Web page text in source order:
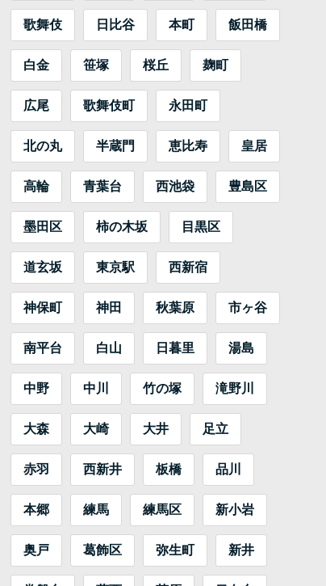
歌舞伎 日比谷 本町 飯田橋
白金 笹塚 桜丘 麹町
広尾 歌舞伎町 永田町
北の丸 半蔵門 恵比寿 皇居
高輪 青葉台 西池袋 豊島区
墨田区 柿の木坂 目黒区
道玄坂 東京駅 西新宿
神保町 神田 秋葉原 市ヶ谷
南平台 白山 日暮里 湯島
中野 中川 竹の塚 滝野川
大森 大崎 大井 足立
赤羽 西新井 板橋 品川
本郷 練馬 練馬区 新小岩
奥戸 葛飾区 弥生町 新井